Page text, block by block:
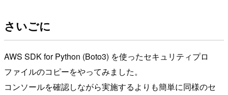
さいごに
AWS SDK for Python (Boto3) を使ったセキュリティプロ
ファイルのコピーをやってみました。
コンソールを確認しながら実施するよりも簡単に同様のセ